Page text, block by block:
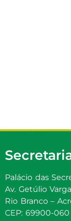
Palácio das
Av. Getúlio
Rio Branco –
CEP: 69900-060